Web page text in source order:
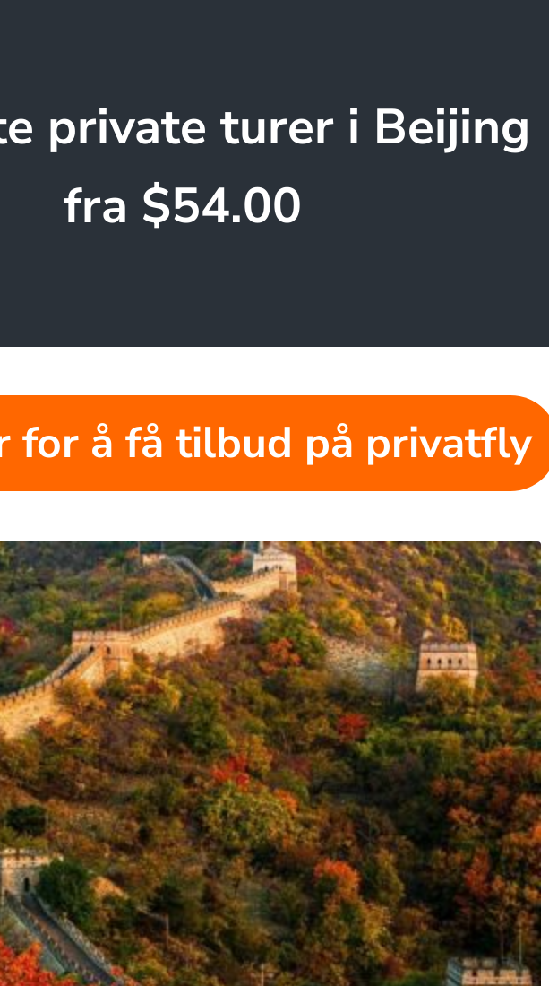
private turer i Beijing
fra $54.00
for å få tilbud på privatfly